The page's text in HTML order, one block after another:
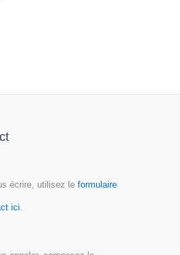
écrire, utilisez le formulaire
ici.